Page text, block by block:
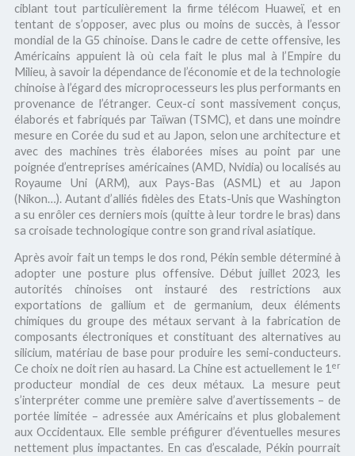
ciblant tout particulièrement la firme télécom Huaweï, et en
tentant de s’opposer, avec plus ou moins de succès, à l’essor
mondial de la G5 chinoise. Dans le cadre de cette offensive, les
Américains appuient là où cela fait le plus mal à l’Empire du
Milieu, à savoir la dépendance de l’économie et de la technologie
chinoise à l’égard des microprocesseurs les plus performants en
provenance de l’étranger. Ceux-ci sont massivement conçus,
élaborés et fabriqués par Taïwan (TSMC), et dans une moindre
mesure en Corée du sud et au Japon, selon une architecture et
avec des machines très élaborées mises au point par une
poignée d’entreprises américaines (AMD, Nvidia) ou localisés au
Royaume Uni (ARM), aux Pays-Bas (ASML) et au Japon
(Nikon…). Autant d’alliés fidèles des Etats-Unis que Washington
a su enrôler ces derniers mois (quitte à leur tordre le bras) dans
sa croisade technologique contre son grand rival asiatique.
Après avoir fait un temps le dos rond, Pékin semble déterminé à
adopter une posture plus offensive. Début juillet 2023, les
autorités chinoises ont instauré des restrictions aux
exportations de gallium et de germanium, deux éléments
chimiques du groupe des métaux servant à la fabrication de
composants électroniques et constituant des alternatives au
silicium, matériau de base pour produire les semi-conducteurs.
Ce choix ne doit rien au hasard. La Chine est actuellement le 1 er
producteur mondial de ces deux métaux. La mesure peut
s’interpréter comme une première salve d’avertissements – de
portée limitée – adressée aux Américains et plus globalement
aux Occidentaux. Elle semble préfigurer d’éventuelles mesures
nettement plus impactantes. En cas d’escalade, Pékin pourrait